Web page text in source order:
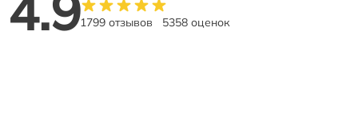
1799 отзывов 5358 оценок